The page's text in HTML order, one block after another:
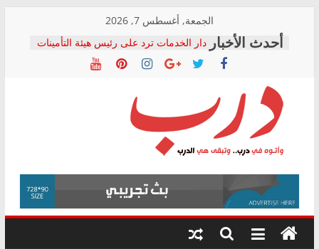
content
الجمعة, أغسطس 7, 2026
دار الخدمات ترد على رئيس هيئة التأمينات
بعد مؤتمره الصحفي: إنكار الأزمة لا ينهي
معاناة أصحاب المعاشات.. ونطالب بكشف
فرحات سليمان يكتب: القطاع الصحي إلى
أين؟
حزب التحالف الشعبي يطلق لجنة “الحق
في الصحة” بالإسكندرية لرصد الانتهاكات
ودعم المرضى
الوزاري لمدينة الصحفيين.. وانتهاء أعمال
إنشاء المبنى الإداري
المجلس القومي لحقوق الإنسان يعلن
متابعة قضية الدكتور محمد زهران.. ويؤكد:
قرينة البراءة وضمانات المحاكمة العادلة
درب
وأتوه
درب..
وتبقى
هي